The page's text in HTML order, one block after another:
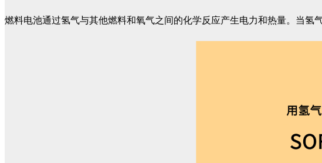
燃料电池通过氢气与其他燃料和氧气之间的化学反应产生电力和热量。当氢